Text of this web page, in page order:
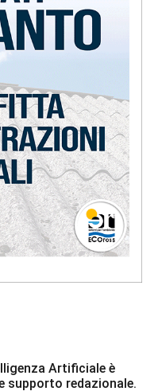
Artificiale è
supporto redazionale.